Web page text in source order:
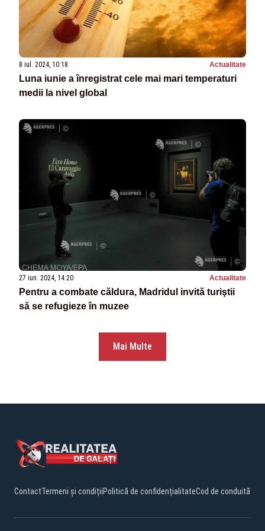
8 iul. 2024, 10:18 Actualitate
Luna iunie a înregistrat cele mai mari temperaturi
medii la nivel global
27 iun. 2024, 14:20 Actualitate
Pentru a combate căldura, Madridul invită turiştii
să se refugieze în muzee
Mai Multe
ContactTermeni și condițiiPolitică de confidențialitateCod de conduită